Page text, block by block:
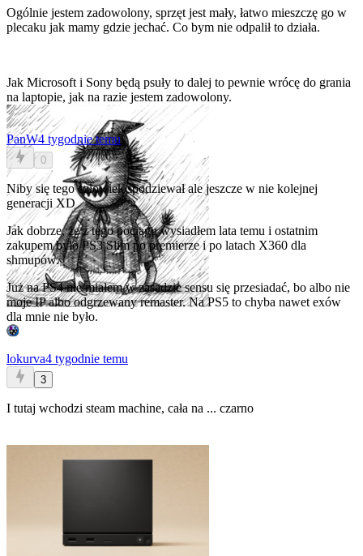
Ogólnie jestem zadowolony, sprzęt jest mały, łatwo mieszczę go w
plecaku jak mamy gdzie jechać. Co bym nie odpalił to działa.
Jak Microsoft i Sony będą psuły to dalej to pewnie wrócę do grania
na laptopie, jak na razie jestem zadowolony.
PanW4 tygodnie temu
0
Niby się tego człowiek spodziewał ale jeszcze w nie kolejnej
generacji XD
Jak dobrze, że z tego pociągu wysiadłem lata temu i ostatnim
zakupem było PS3 Slim po premierze i po latach X360 dla
shmupów.
Już na PS4 nie miałem w zasadzie sensu się przesiadać, bo albo nie
moje IP albo odgrzewany remaster. Na PS5 to chyba nawet exów
dla mnie nie było.
lokurva4 tygodnie temu
3
I tutaj wchodzi steam machine, cała na ... czarno